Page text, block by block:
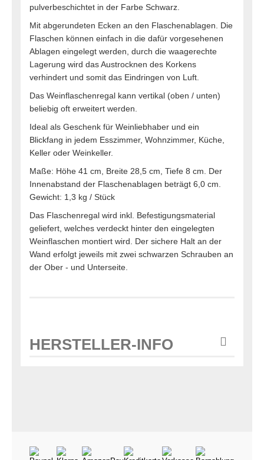
pulverbeschichtet in der Farbe Schwarz.
Mit abgerundeten Ecken an den Flaschenablagen. Die
Flaschen können einfach in die dafür vorgesehenen
Ablagen eingelegt werden, durch die waagerechte
Lagerung wird das Austrocknen des Korkens
verhindert und somit das Eindringen von Luft.
Das Weinflaschenregal kann vertikal (oben / unten)
beliebig oft erweitert werden.
Ideal als Geschenk für Weinliebhaber und ein
Blickfang in jedem Esszimmer, Wohnzimmer, Küche,
Keller oder Weinkeller.
Maße: Höhe 41 cm, Breite 28,5 cm, Tiefe 8 cm. Der
Innenabstand der Flaschenablagen beträgt 6,0 cm.
Gewicht: 1,3 kg / Stück
Das Flaschenregal wird inkl. Befestigungsmaterial
geliefert, welches verdeckt hinter den eingelegten
Weinflaschen montiert wird. Der sichere Halt an der
Wand erfolgt jeweils mit zwei schwarzen Schrauben an
der Ober - und Unterseite.
HERSTELLER-INFO